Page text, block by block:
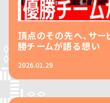
頂点のその先へ、サ
勝チームが語る想い
2026.01.29